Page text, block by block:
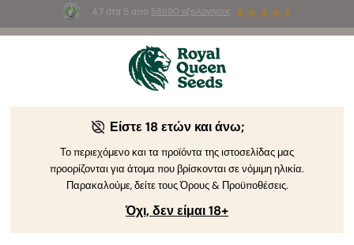
4.7 στα 5 από 58690 αξιολογήσεις
Summer Sales : Έως και -50%
προϊόντα! ⏤
The RQS Blog
Blog για το Lifestyle της Κάνναβης Pikilíes kai
Είστε 18 ετών και άνω;
Το περιεχόμενο και τα προϊόντα της ιστοσελίδας μας
προορίζονται για άτομα που βρίσκονται σε νόμιμη ηλικία.
Παρακαλούμε, δείτε τους Όρους & Προϋποθέσεις.
Όχι, δεν είμαι 18+